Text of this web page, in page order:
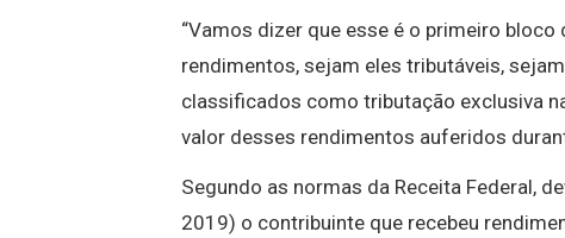
“Vamos dizer que esse é o primeiro
rendimentos, sejam eles tributáveis,
classificados como tributação exclusiva
valor desses rendimentos auferidos
Segundo as normas da Receita Federal,
2019) o contribuinte que recebeu